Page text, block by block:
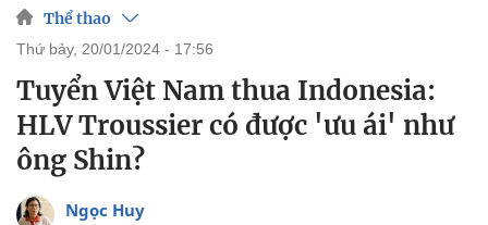
Thể thao
thứ bảy, 20/01/2024 - 17:56
Tuyển Việt Nam thua Indonesia:
HLV Troussier có được 'ưu ái' như
ông Shin?
Ngọc Huy